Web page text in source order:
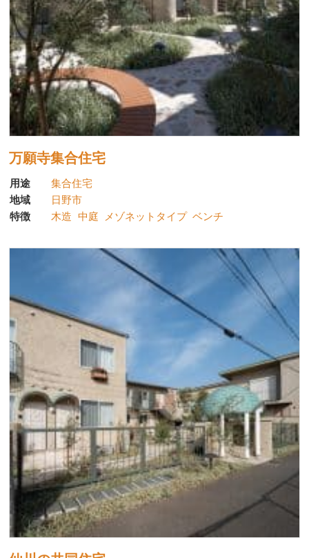
万願寺集合住宅
用途
集合住宅
地域
日野市
特徴
木造 中庭 メゾネットタイプ ベンチ